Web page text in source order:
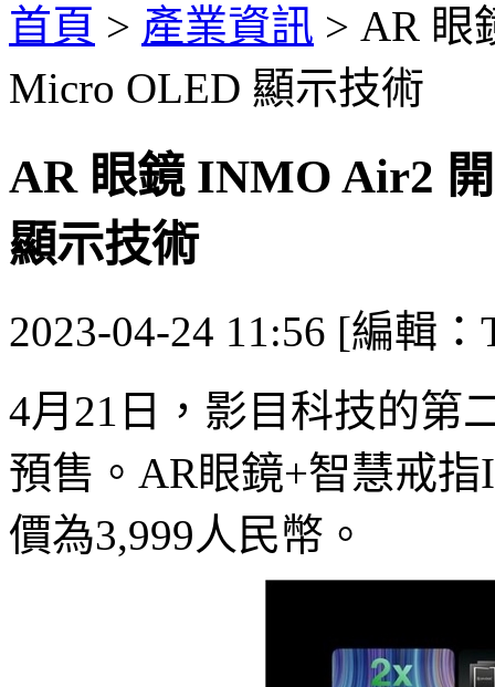
首頁 > 產業資訊 > AR 眼
Micro OLED 顯示技術
AR 眼鏡 INMO Air2
顯示技術
2023-04-24 11:56 [編輯
4月21日，影目科技的第
預售。AR眼鏡+智慧戒
價為3,999人民幣。